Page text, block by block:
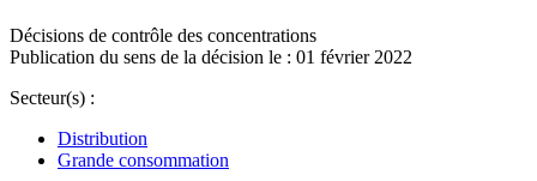
Décisions de contrôle des concentrations
Publication du sens de la décision le : 01 février 2022
Secteur(s) :
Distribution
Grande consommation